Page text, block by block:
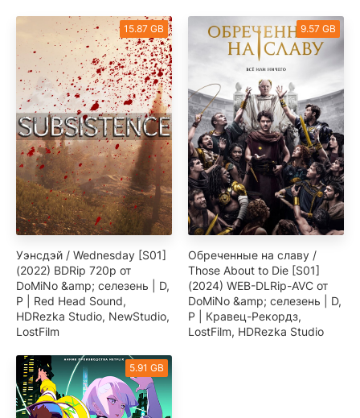
15.87 GB
Уэнсдэй / Wednesday [S01]
(2022) BDRip 720p от
DoMiNo &amp; селезень | D,
P | Red Head Sound,
HDRezka Studio, NewStudio,
LostFilm
9.57 GB
Обреченные на славу /
Those About to Die [S01]
(2024) WEB-DLRip-AVC от
DoMiNo &amp; селезень | D,
P | Кравец-Рекордз,
LostFilm, HDRezka Studio
5.91 GB